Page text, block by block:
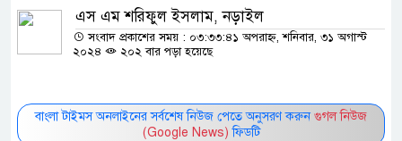
এস এম শরিফুল ইসলাম, নড়াইল
সংবাদ প্রকাশের সময় : ০৩:৩৩:৪১ অপরাহ্ন, শনিবার, ৩১ অগাস্ট
২০২৪
২০২ বার পড়া হয়েছে
বাংলা টাইমস অনলাইনের সর্বশেষ নিউজ পেতে অনুসরণ করুন গুগল নিউজ
(Google News) ফিডটি